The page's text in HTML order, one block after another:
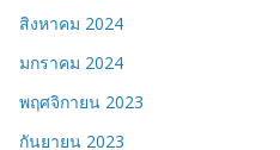
สิงหาคม 2024
มกราคม 2024
พฤศจิกายน 2023
กันยายน 2023